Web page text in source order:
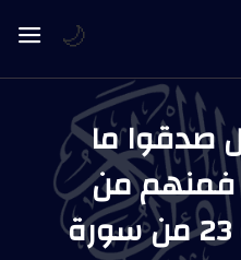
صدقوا ما
فمنهم من
قضى نحبه | الآية 23 من سورة
🌙